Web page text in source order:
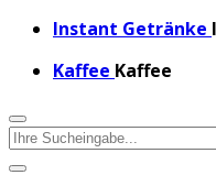
Instant Getränke
Kaffee Kaffee